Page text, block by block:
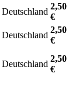
Deutschland
2,50
€
Deutschland
2,50
€
Deutschland
2,50
€